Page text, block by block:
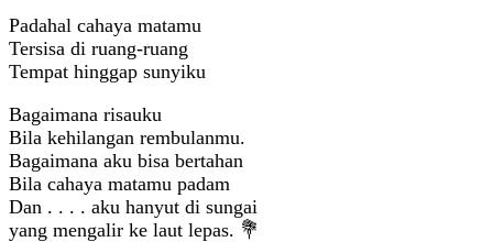
Padahal cahaya matamu
Tersisa di ruang-ruang
Tempat hinggap sunyiku
Bagaimana risauku
Bila kehilangan rembulanmu.
Bagaimana aku bisa bertahan
Bila cahaya matamu padam
Dan . . . . aku hanyut di sungai
yang mengalir ke laut lepas. 💐